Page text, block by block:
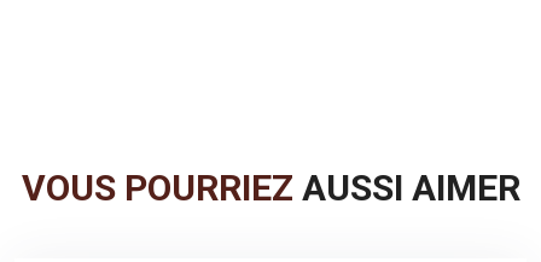
VOUS POURRIEZ AUSSI AIMER